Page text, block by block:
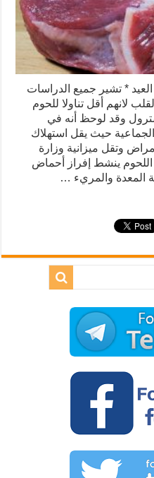
* تشير جميع الدراسات
لانهم أقل تناولا للحوم
وقد لوحظ أنه في
حيث يقل استهلاك
وتقل ميزانية وزارة
ينشط إفراز أحماض
المعدة والمريء …